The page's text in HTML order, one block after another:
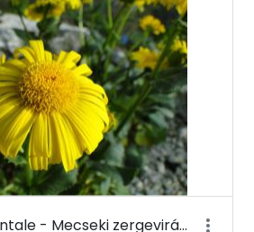
Doronicum orientale - Mecseki zergevirág - Budai Arborétum